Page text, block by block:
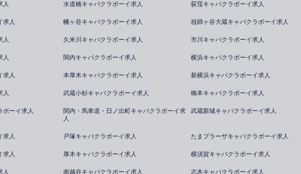
人 水道橋キャバクラボーイ求人 荻窪キャバクラボーイ求人
求人 幡ヶ谷キャバクラボーイ求人 祖師ヶ谷大蔵キャバクラボーイ求人
人 久米川キャバクラボーイ求人 市川キャバクラボーイ求人
人 関内キャバクラボーイ求人 横浜キャバクラボーイ求人
求人 本厚木キャバクラボーイ求人 新横浜キャバクラボーイ求人
人 武蔵小杉キャバクラボーイ求人 橋本キャバクラボーイ求人
ボーイ求人
関内・馬車道・日ノ出町キャバクラボーイ求
人
武蔵新城キャバクラボーイ求人
求人 戸塚キャバクラボーイ求人 たまプラーザキャバクラボーイ求人
求人 厚木キャバクラボーイ求人 横須賀キャバクラボーイ求人
人 南越谷キャバクラボーイ求人 志木キャバクラボーイ求人